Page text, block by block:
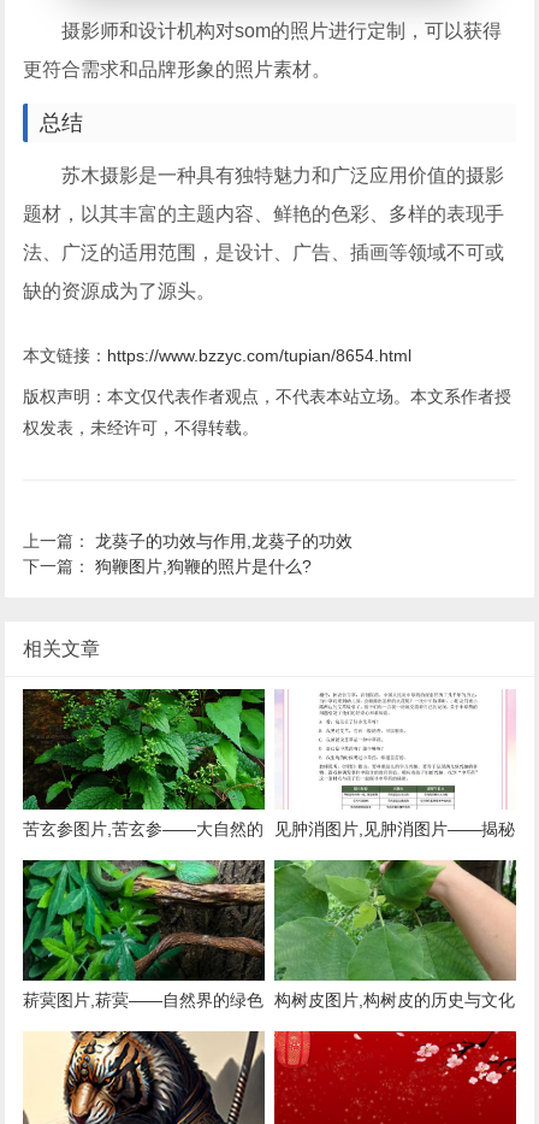
摄影师和设计机构对som的照片进行定制，可以获得
更符合需求和品牌形象的照片素材。
总结
苏木摄影是一种具有独特魅力和广泛应用价值的摄影
题材，以其丰富的主题内容、鲜艳的色彩、多样的表现手
法、广泛的适用范围，是设计、广告、插画等领域不可或
缺的资源成为了源头。
本文链接： https://www.bzzyc.com/tupian/8654.html
版权声明：本文仅代表作者观点，不代表本站立场。本文系作者授
权发表，未经许可，不得转载。
上一篇：龙葵子的功效与作用,龙葵子的功效
下一篇：狗鞭图片,狗鞭的照片是什么?
相关文章
苦玄参图片,苦玄参——大自然的
神奇植物
见肿消图片,见肿消图片——揭秘
神奇的中草药膏药
菥蓂图片,菥蓂——自然界的绿色 构树皮图片,构树皮的历史与文化